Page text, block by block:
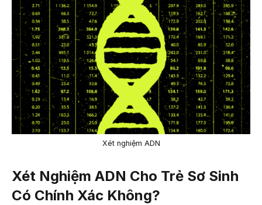
Xét nghiệm ADN
Xét Nghiệm ADN Cho Trẻ Sơ Sinh
Có Chính Xác Không?